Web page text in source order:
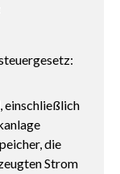
einschließlich
die
Strom